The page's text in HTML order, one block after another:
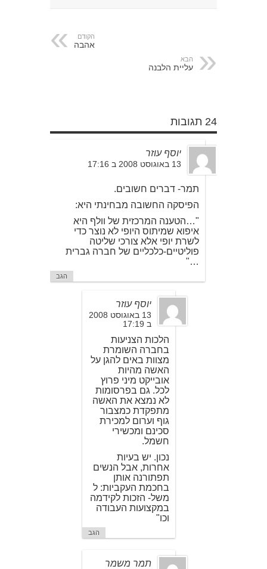
הקודם
אהבה
הבא
עליית הלבנה
24 תגובות
יוסף עוזר
13 באוגוסט 2008 ב 17:16
תמר- דברים חשובים.
הפיסקה החשובה מבחינתי היא:
"…הטענה המרכזית של וולף היא
איפוא שמיתוס היופי לא נוצר כדי
לשרת יופי אלא צורכי שליטה
פוליטיים-כלכליים של חברה גברית
…"
הגב
יוסף עוזר
13 באוגוסט 2008
ב 17:19
הלכות הצניעות
בחברה השומרת
מצוות באים להגן על
האשה מהיות
אובייקט מיני פרוץ
לכל. גם בפרסומות
לא נמצא את האשה
מתפקדת כמצבור
גוף וערום למכירת
סכינם ומכשירי
חשמל.
נכון. יש בעיות
אחרות, אבל הנשים
תפתורנה אותן
בחכמת העקביות: ל
משל- הזכות לקידמה
במקצועות העבודה
וכו"
הגב
תמר משמר